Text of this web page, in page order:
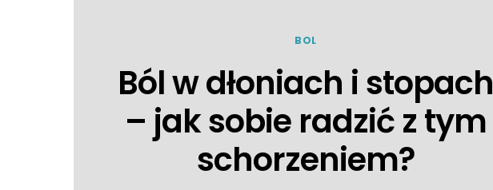
BOL
Ból w dłoniach i stopach
– jak sobie radzić z tym
schorzeniem?